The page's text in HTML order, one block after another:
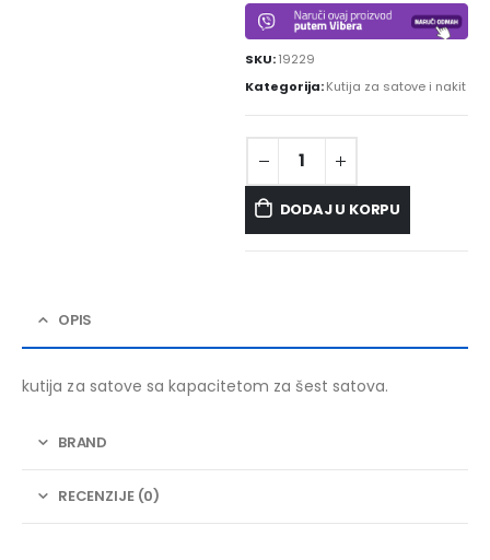
SKU:19229
Kategorija:Kutija za satove i nakit
DODAJ U KORPU
OPIS
kutija za satove sa kapacitetom za šest satova.
BRAND
RECENZIJE (0)